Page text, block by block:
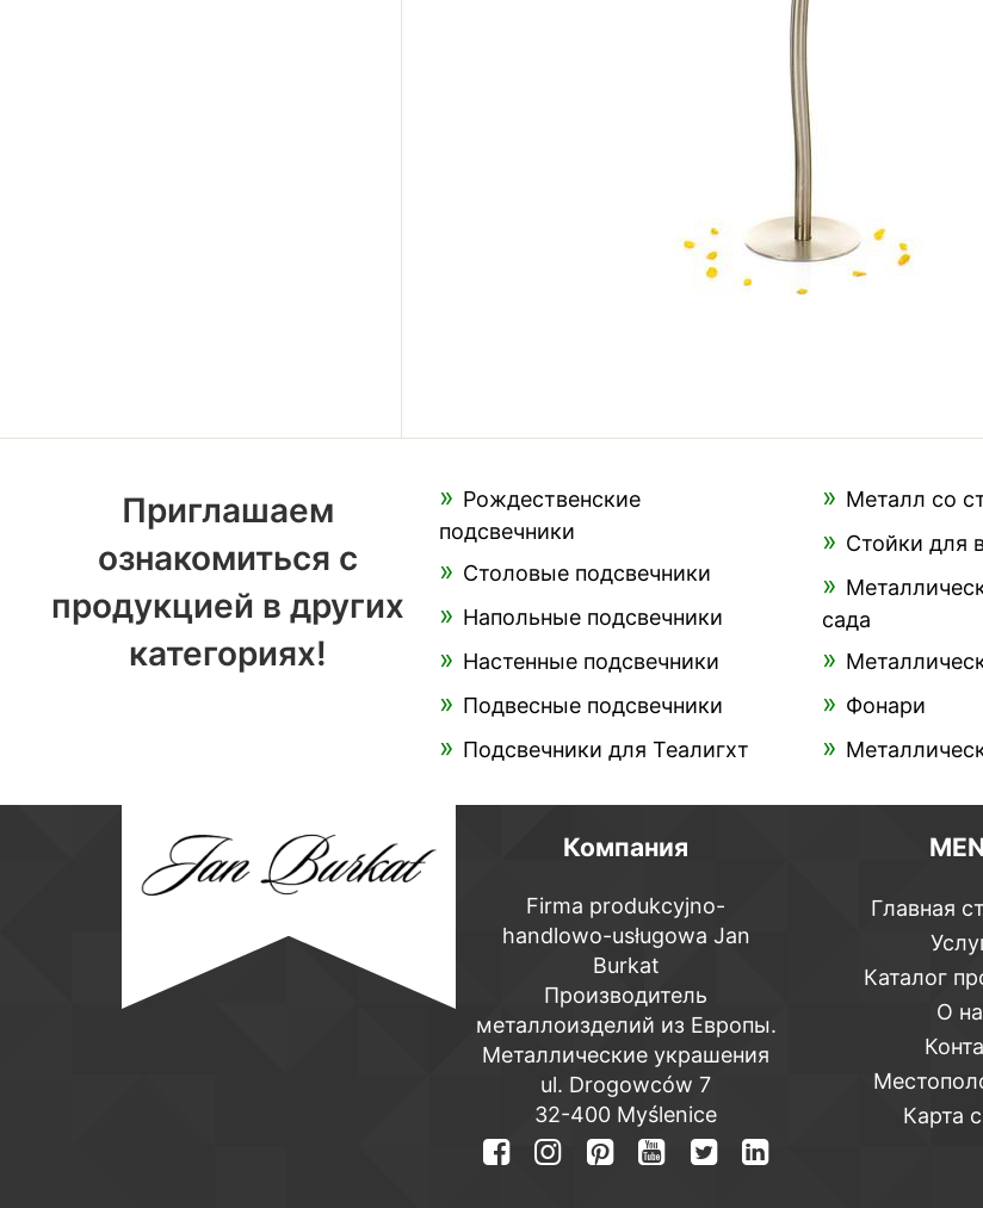
Приглашаем
ознакомиться с
продукцией в других
категориях!
Рождественские
подсвечники
Столовые подсвечники
Напольные подсвечники
Настенные подсвечники
Подвесные подсвечники
Подсвечники для Теалигхт
Металл со
Стойки для
сада
Фонари
Компания
Firma produkcyjno-
handlowo-usługowa Jan
Burkat
Производитель
металлоизделий из Европы.
Металлические украшения
ul. Drogowców 7
32-400 Myślenice
Главная
Каталог
О
Карта